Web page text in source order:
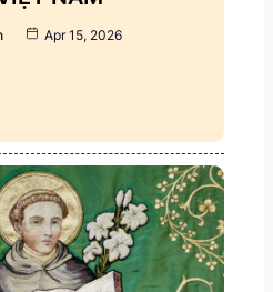
Apr 15, 2026